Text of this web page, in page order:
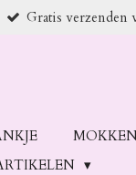
Gratis verzenden